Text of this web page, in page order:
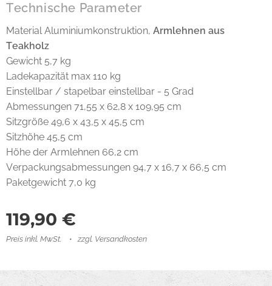
Technische Parameter
Material Aluminiumkonstruktion, Armlehnen aus
Teakholz
Gewicht 5,7 kg
Ladekapazität max 110 kg
Einstellbar / stapelbar einstellbar - 5 Grad
Abmessungen 71,55 x 62,8 x 109,95 cm
Sitzgröße 49,6 x 43,5 x 45,5 cm
Sitzhöhe 45,5 cm
Höhe der Armlehnen 66,2 cm
Verpackungsabmessungen 94,7 x 16,7 x 66,5 cm
Paketgewicht 7,0 kg
119,90 €
Preis inkl. MwSt. zzgl. Versandkosten